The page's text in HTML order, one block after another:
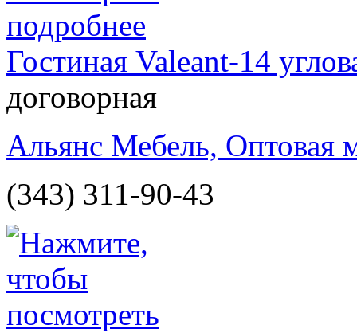
Гостиная Valeant-14
договорная
Альянс Мебель, Оптовая
(343) 311-90-43